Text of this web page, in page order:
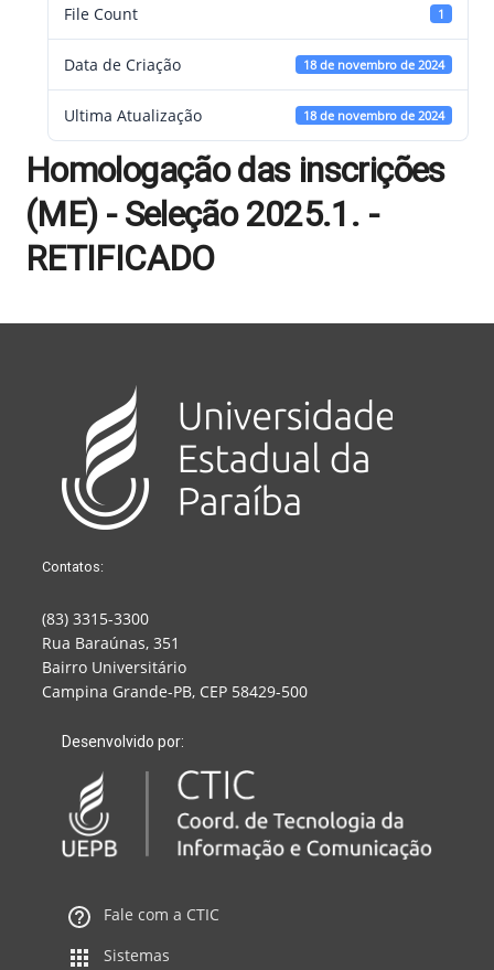
File Count 1
Data de Criação 18 de novembro de 2024
Ultima Atualização 18 de novembro de 2024
Homologação das inscrições
(ME) - Seleção 2025.1. -
RETIFICADO
Contatos:
(83) 3315-3300
Rua Baraúnas, 351
Bairro Universitário
Campina Grande-PB, CEP 58429-500
Desenvolvido por:
Fale com a CTIC
Sistemas